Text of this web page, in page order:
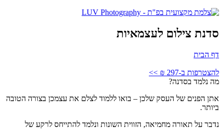
סדנת צילום לעצמאיות
דף הבית
להצטרפות ב-297 ₪ >>
מה נלמד בסדנה?
אתן הפנים של העסק שלכן – בואו ללמוד לצלם את עצמכן בצורה הטובה
ביותר.
נדבר על תאורה מחמיאה, הזווית השונות ונלמד להתייחס לרקע של